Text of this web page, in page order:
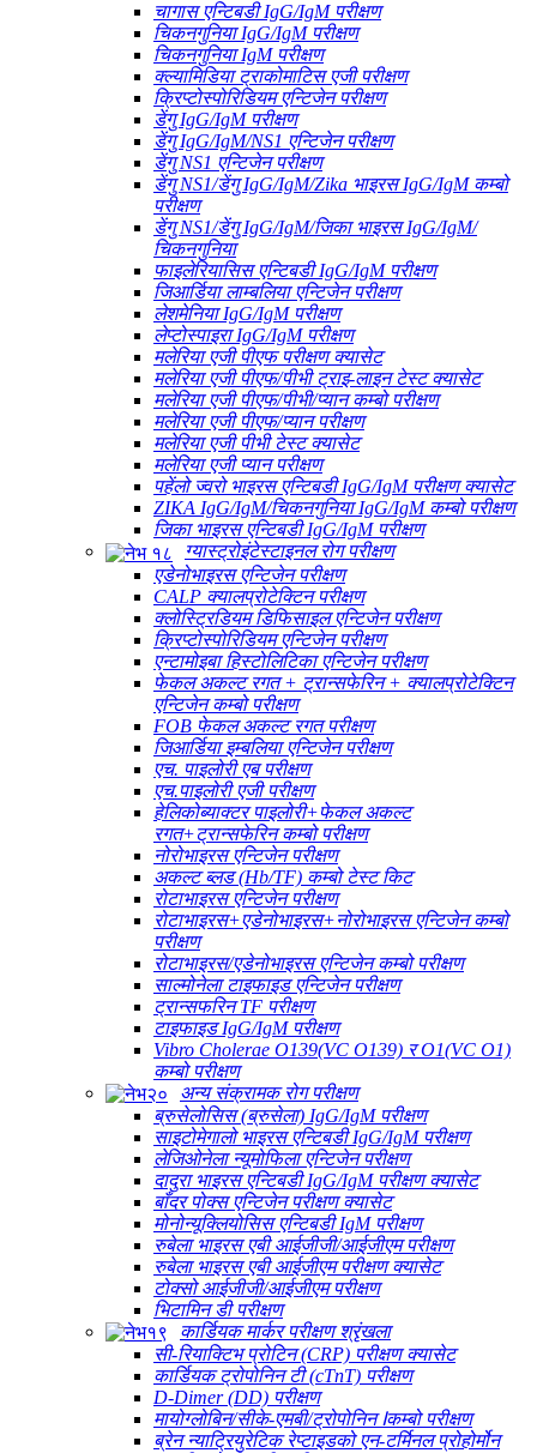
चागास एन्टिबडी IgG/IgM परीक्षण
चिकनगुनिया IgG/IgM परीक्षण
चिकनगुनिया IgM परीक्षण
क्ल्यामिडिया ट्राकोमाटिस एजी परीक्षण
क्रिप्टोस्पोरिडियम एन्टिजेन परीक्षण
डेंगु IgG/IgM परीक्षण
डेंगु IgG/IgM/NS1 एन्टिजेन परीक्षण
डेंगु NS1 एन्टिजेन परीक्षण
डेंगु NS1/डेंगु IgG/IgM/Zika भाइरस IgG/IgM कम्बो
परीक्षण
डेंगु NS1/डेंगु IgG/IgM/जिका भाइरस IgG/IgM/
चिकनगुनिया
फाइलेरियासिस एन्टिबडी IgG/IgM परीक्षण
जिआर्डिया लाम्बलिया एन्टिजेन परीक्षण
लेशमेनिया IgG/IgM परीक्षण
लेप्टोस्पाइरा IgG/IgM परीक्षण
मलेरिया एजी पीएफ परीक्षण क्यासेट
मलेरिया एजी पीएफ/पीभी ट्राइ-लाइन टेस्ट क्यासेट
मलेरिया एजी पीएफ/पीभी/प्यान कम्बो परीक्षण
मलेरिया एजी पीएफ/प्यान परीक्षण
मलेरिया एजी पीभी टेस्ट क्यासेट
मलेरिया एजी प्यान परीक्षण
पहेंलो ज्वरो भाइरस एन्टिबडी IgG/IgM परीक्षण क्यासेट
ZIKA IgG/IgM/चिकनगुनिया IgG/IgM कम्बो परीक्षण
जिका भाइरस एन्टिबडी IgG/IgM परीक्षण
ग्यास्ट्रोइंटेस्टाइनल रोग परीक्षण
एडेनोभाइरस एन्टिजेन परीक्षण
CALP क्यालप्रोटेक्टिन परीक्षण
क्लोस्ट्रिडियम डिफिसाइल एन्टिजेन परीक्षण
क्रिप्टोस्पोरिडियम एन्टिजेन परीक्षण
एन्टामोइबा हिस्टोलिटिका एन्टिजेन परीक्षण
फेकल अकल्ट रगत + ट्रान्सफेरिन + क्यालप्रोटेक्टिन
एन्टिजेन कम्बो परीक्षण
FOB फेकल अकल्ट रगत परीक्षण
जिआर्डिया इम्बलिया एन्टिजेन परीक्षण
एच. पाइलोरी एब परीक्षण
एच.पाइलोरी एजी परीक्षण
हेलिकोब्याक्टर पाइलोरी+फेकल अकल्ट
रगत+ट्रान्सफेरिन कम्बो परीक्षण
नोरोभाइरस एन्टिजेन परीक्षण
अकल्ट ब्लड (Hb/TF) कम्बो टेस्ट किट
रोटाभाइरस एन्टिजेन परीक्षण
रोटाभाइरस+एडेनोभाइरस+नोरोभाइरस एन्टिजेन कम्बो
परीक्षण
रोटाभाइरस/एडेनोभाइरस एन्टिजेन कम्बो परीक्षण
साल्मोनेला टाइफाइड एन्टिजेन परीक्षण
ट्रान्सफरिन TF परीक्षण
टाइफाइड IgG/IgM परीक्षण
Vibro Cholerae O139(VC O139) र O1(VC O1)
कम्बो परीक्षण
अन्य संक्रामक रोग परीक्षण
ब्रुसेलोसिस (ब्रुसेला) IgG/IgM परीक्षण
साइटोमेगालो भाइरस एन्टिबडी IgG/IgM परीक्षण
लेजिओनेला न्यूमोफिला एन्टिजेन परीक्षण
दादुरा भाइरस एन्टिबडी IgG/IgM परीक्षण क्यासेट
बाँदर पोक्स एन्टिजेन परीक्षण क्यासेट
मोनोन्यूक्लियोसिस एन्टिबडी IgM परीक्षण
रुबेला भाइरस एबी आईजीजी/आईजीएम परीक्षण
रुबेला भाइरस एबी आईजीएम परीक्षण क्यासेट
टोक्सो आईजीजी/आईजीएम परीक्षण
भिटामिन डी परीक्षण
कार्डियक मार्कर परीक्षण श्रृंखला
सी-रियाक्टिभ प्रोटिन (CRP) परीक्षण क्यासेट
कार्डियक ट्रोपोनिन टी (cTnT) परीक्षण
D-Dimer (DD) परीक्षण
मायोग्लोबिन/सीके-एमबी/ट्रोपोनिन Ⅰकम्बो परीक्षण
ब्रेन न्याट्रियुरेटिक रेप्टाइडको एन-टर्मिनल प्रोहोर्मोन